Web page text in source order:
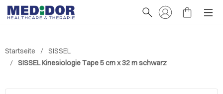
Startseite
SISSEL
SISSEL Kinesiologie Tape 5 cm x 32 m schwarz